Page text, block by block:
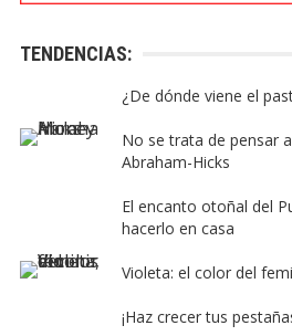
TENDENCIAS:
¿De dónde viene el
No se trata de pensar
Abraham-Hicks
El encanto otoñal del
hacerlo en casa
Violeta: el color del
¡Haz crecer tus